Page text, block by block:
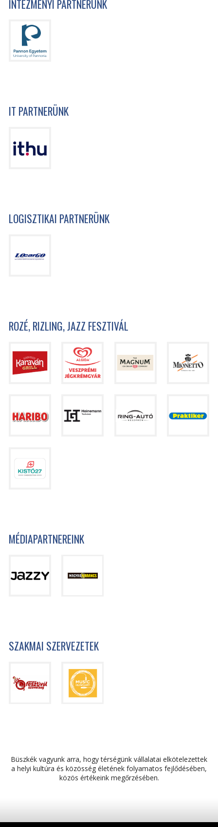
INTÉZMÉNYI PARTNERÜNK
IT PARTNERÜNK
LOGISZTIKAI PARTNERÜNK
ROZÉ, RIZLING, JAZZ FESZTIVÁL
MÉDIAPARTNEREINK
SZAKMAI SZERVEZETEK
Büszkék vagyunk arra, hogy térségünk vállalatai elkötelezettek
a helyi kultúra és közösség életének folyamatos fejlődésében,
közös értékeink megőrzésében.